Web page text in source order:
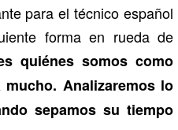
para el técnico español
forma en rueda de
quiénes somos como
Analizaremos lo
sepamos su tiempo